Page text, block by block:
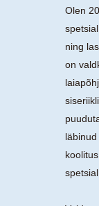
Olen
ning
on